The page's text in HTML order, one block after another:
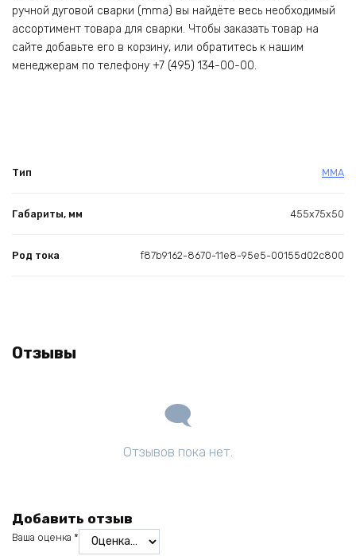
ручной дуговой сварки (mma) вы найдёте весь необходимый
ассортимент товара для сварки. Чтобы заказать товар на
сайте добавьте его в корзину, или обратитесь к нашим
менеджерам по телефону +7 (495) 134-00-00.
Тип ММА
Габариты, мм 455х75х50
Род тока f87b9162-8670-11e8-95e5-00155d02c800
Отзывы
Отзывов пока нет.
Добавить отзыв
Ваша оценка *